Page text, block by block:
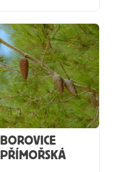
BOROVICE
PŘÍMOŘSKÁ